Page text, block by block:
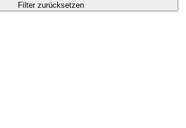
Filter zurücksetzen